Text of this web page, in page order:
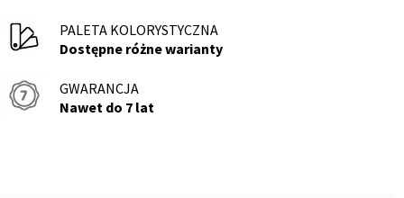
PALETA KOLORYSTYCZNA
Dostępne różne warianty
GWARANCJA
Nawet do 7 lat